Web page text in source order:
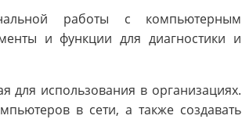
работы с компьютерным
и функции для диагностики и
для использования в организациях.
в сети, а также создавать